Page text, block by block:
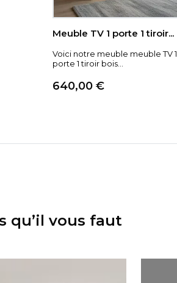
Meuble TV 1 porte 1 tiroir...
Voici notre meuble meuble TV 1
porte 1 tiroir bois...
Prix
640,00 €
qu’il vous faut